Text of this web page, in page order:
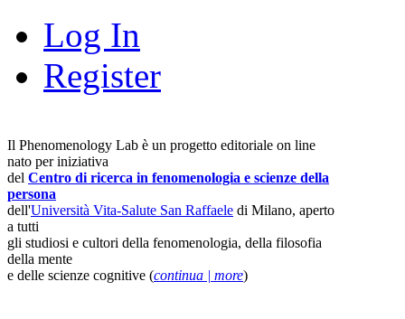
Log In
Register
Il Phenomenology Lab è un progetto editoriale on line
nato per iniziativa
del Centro di ricerca in fenomenologia e scienze della
persona
dell'Università Vita-Salute San Raffaele di Milano, aperto
a tutti
gli studiosi e cultori della fenomenologia, della filosofia
della mente
e delle scienze cognitive (continua | more)